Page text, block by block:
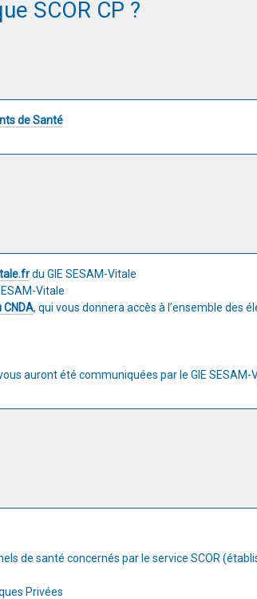
SCOR CP ?
de Santé
du GIE SESAM-Vitale
Vitale
, qui vous donnera accès à l’ensemble des
auront été communiquées par le GIE SESAM-
de santé concernés par le service SCOR
Privées